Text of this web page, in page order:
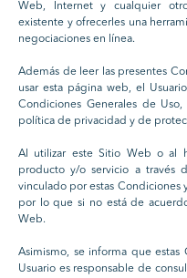
Web, Internet y cualquier
existente y ofrecerles una
negociaciones en línea.
Además de leer las presentes
usar esta página web, el
Condiciones Generales de
política de privacidad y de
Al utilizar este Sitio Web o al
producto y/o servicio a través
vinculado por estas
por lo que si no está de
Web.
Asimismo, se informa que estas
Usuario es responsable de